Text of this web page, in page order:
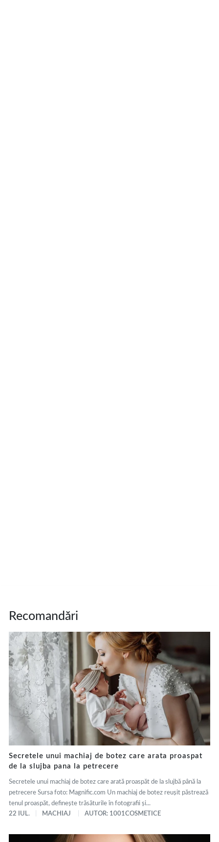
Recomandări
Secretele unui machiaj de botez care arata proaspat
de la slujba pana la petrecere
Secretele unui machiaj de botez care arată proaspăt de la slujbă până la
petrecere Sursa foto: Magnific.com Un machiaj de botez reușit păstrează
tenul proaspăt, definește trăsăturile în fotografii și...
22 IUL.
MACHIAJ AUTOR: 1001COSMETICE